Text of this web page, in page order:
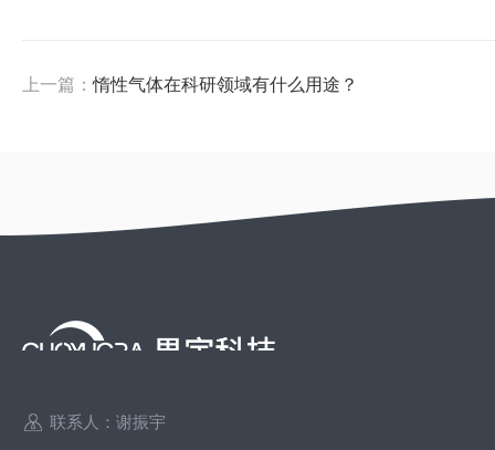
上一篇：惰性气体在科研领域有什么用途？
联系人：谢振宇